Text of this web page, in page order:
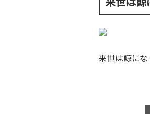
来世は鯨にな